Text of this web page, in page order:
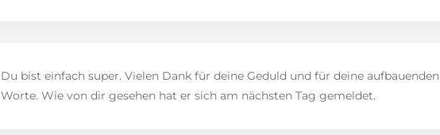
Du bist einfach super. Vielen Dank für deine Geduld und für deine aufbauenden
Worte. Wie von dir gesehen hat er sich am nächsten Tag gemeldet.